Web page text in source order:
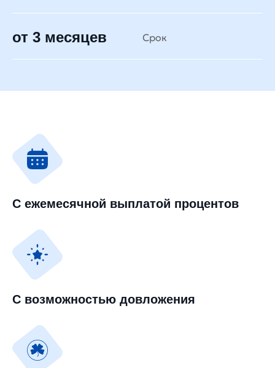
от 3 месяцев Срок
С ежемесячной выплатой процентов
С возможностью довложения